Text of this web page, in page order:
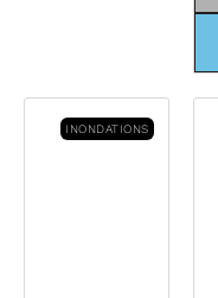
INONDATIONS